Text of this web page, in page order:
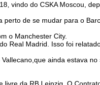
vindo do CSKA Moscou,
perto de se mudar para o
o Manchester City.
Real Madrid. Isso foi
ainda estava